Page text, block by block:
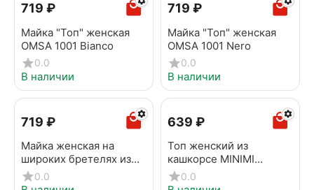
‍719‍ ₽
Майка "Топ" женская
OMSA 1001 Bianco
0.0
В наличии
‍719‍ ₽
Майка "Топ" женская
OMSA 1001 Nero
0.0
В наличии
‍719‍ ₽
Майка женская на
широких бретелях из
кашкорсе MINIMI
1321_01CE giallo
0.0
‍639‍ ₽
Топ женский из
кашкорсе MINIMI
1141_02CE Beige
0.0